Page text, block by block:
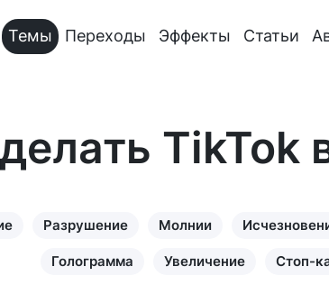
Темы Переходы Эффекты Статьи
Разрушение Молнии
Голограмма Увеличение Стоп-